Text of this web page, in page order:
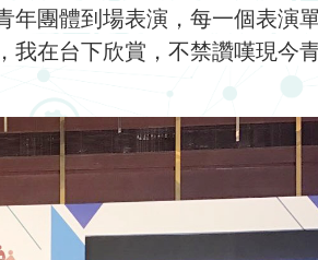
年團體到場表演，每一個表演
我在台下欣賞，不禁讚嘆現今